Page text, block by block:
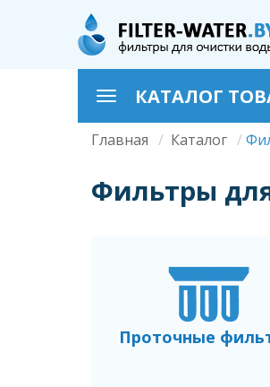
содержанию
ToggleКАТАЛОГ
Строка
Главная Каталог
Фильтры
Проточные